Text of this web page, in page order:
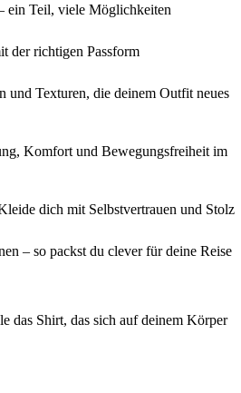
ein Teil, viele Möglichkeiten
der richtigen Passform
und Texturen, die deinem Outfit neues
Komfort und Bewegungsfreiheit im
dich mit Selbstvertrauen und Stolz
– so packst du clever für deine Reise
das Shirt, das sich auf deinem Körper